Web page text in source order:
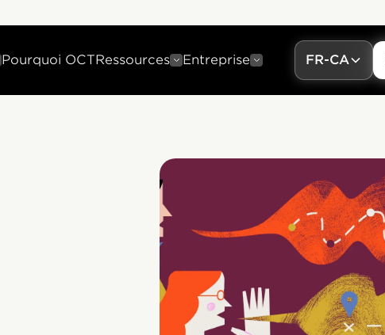
Pourquoi OCTRessources Entreprise FR-CA